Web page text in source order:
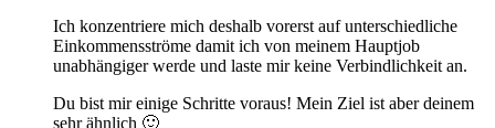
Ich konzentriere mich deshalb vorerst auf unterschiedliche
Einkommensströme damit ich von meinem Hauptjob
unabhängiger werde und laste mir keine Verbindlichkeit an.
Du bist mir einige Schritte voraus! Mein Ziel ist aber deinem
sehr ähnlich 🙂